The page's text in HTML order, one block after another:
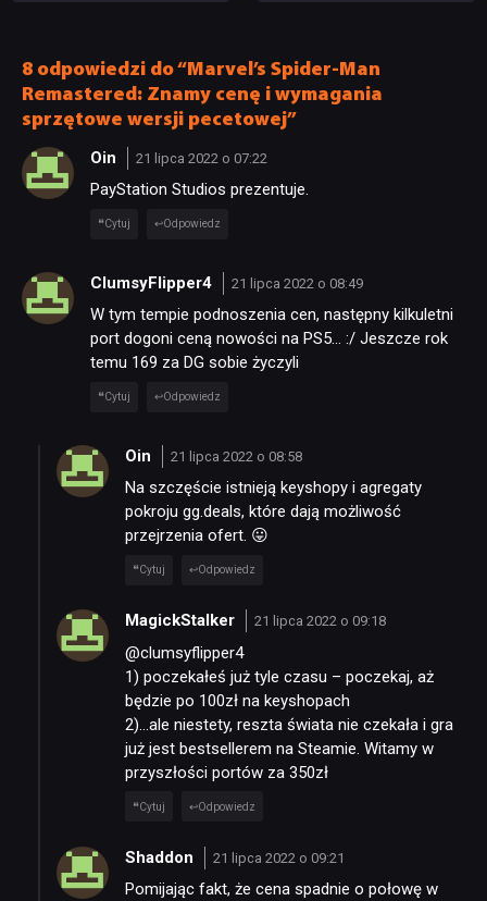
8 odpowiedzi do “Marvel’s Spider-Man
Remastered: Znamy cenę i wymagania
sprzętowe wersji pecetowej”
Oin 21 lipca 2022 o 07:22
PayStation Studios prezentuje.
Cytuj Odpowiedz
ClumsyFlipper4 21 lipca 2022 o 08:49
W tym tempie podnoszenia cen, następny kilkuletni
port dogoni ceną nowości na PS5… :/ Jeszcze rok
temu 169 za DG sobie życzyli
Cytuj Odpowiedz
Oin 21 lipca 2022 o 08:58
Na szczęście istnieją keyshopy i agregaty
pokroju gg.deals, które dają możliwość
przejrzenia ofert. 😛
Cytuj Odpowiedz
MagickStalker 21 lipca 2022 o 09:18
@clumsyflipper4
1) poczekałeś już tyle czasu – poczekaj, aż
będzie po 100zł na keyshopach
2)…ale niestety, reszta świata nie czekała i gra
już jest bestsellerem na Steamie. Witamy w
przyszłości portów za 350zł
Cytuj Odpowiedz
Shaddon 21 lipca 2022 o 09:21
Pomijając fakt, że cena spadnie o połowę w